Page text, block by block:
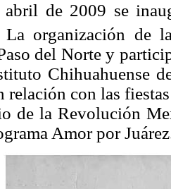
de 2009 se
La organización de
del Norte y
Chihuahuense
relación con las
de la Revolución
Amor por